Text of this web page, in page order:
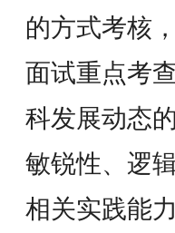
的方式考核
面试重点考
科发展动态
敏锐性、逻
相关实践能